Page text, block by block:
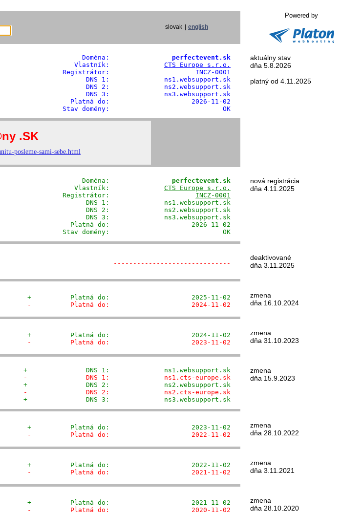
slovak english
Powered by
              Doména:
               perfectevent.sk
            Vlastník:
CTS Europe s.r.o.
         Registrátor:
INCZ-0001
                DNS 1:              ns1.websupport.sk
                DNS 2:              ns2.websupport.sk
                DNS 3:              ns3.websupport.sk
           Platná do:                     2026-11-02
         Stav domény:                             OK
aktuálny stav
dňa 5.8.2026
platný od 4.11.2025
              Doména:
               perfectevent.sk
            Vlastník:
CTS Europe s.r.o.
         Registrátor:
INCZ-0001
                DNS 1:              ns1.websupport.sk
                DNS 2:              ns2.websupport.sk
                DNS 3:              ns3.websupport.sk
           Platná do:                     2026-11-02
         Stav domény:                             OK
nová registrácia
dňa 4.11.2025
------------------------------
deaktivované
dňa 3.11.2025
+          Platná do:                     2025-11-02
-          Platná do:                     2024-11-02
zmena
dňa 16.10.2024
+          Platná do:                     2024-11-02
-          Platná do:                     2023-11-02
zmena
dňa 31.10.2023
+               DNS 1:              ns1.websupport.sk
-               DNS 1:              ns1.cts-europe.sk
+               DNS 2:              ns2.websupport.sk
-               DNS 2:              ns2.cts-europe.sk
+               DNS 3:              ns3.websupport.sk
zmena
dňa 15.9.2023
+          Platná do:                     2023-11-02
-          Platná do:                     2022-11-02
zmena
dňa 28.10.2022
+          Platná do:                     2022-11-02
-          Platná do:                     2021-11-02
zmena
dňa 3.11.2021
+          Platná do:                     2021-11-02
-          Platná do:                     2020-11-02
zmena
dňa 28.10.2020